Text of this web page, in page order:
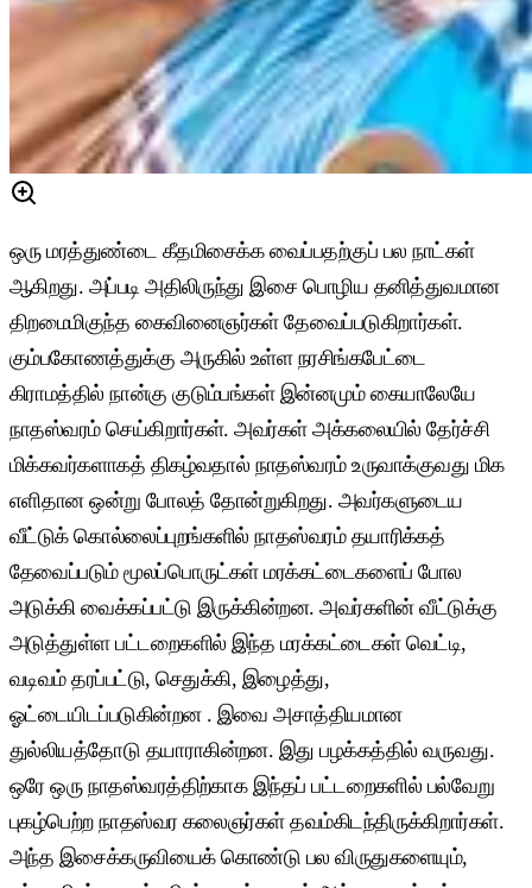
ஒரு மரத்துண்டை கீதமிசைக்க வைப்பதற்குப் பல நாட்கள்
ஆகிறது. அப்படி அதிலிருந்து இசை பொழிய தனித்துவமான
திறமைமிகுந்த கைவினைஞர்கள் தேவைப்படுகிறார்கள்.
கும்பகோணத்துக்கு அருகில் உள்ள நரசிங்கபேட்டை
கிராமத்தில் நான்கு குடும்பங்கள் இன்னமும் கையாலேயே
நாதஸ்வரம் செய்கிறார்கள். அவர்கள் அக்கலையில் தேர்ச்சி
மிக்கவர்களாகத் திகழ்வதால் நாதஸ்வரம் உருவாக்குவது மிக
எளிதான ஒன்று போலத் தோன்றுகிறது. அவர்களுடைய
வீட்டுக் கொல்லைப்புறங்களில் நாதஸ்வரம் தயாரிக்கத்
தேவைப்படும் மூலப்பொருட்கள் மரக்கட்டைகளைப் போல
அடுக்கி வைக்கப்பட்டு இருக்கின்றன. அவர்களின் வீட்டுக்கு
அடுத்துள்ள பட்டறைகளில் இந்த மரக்கட்டைகள் வெட்டி,
வடிவம் தரப்பட்டு, செதுக்கி, இழைத்து,
ஓட்டையிடப்படுகின்றன . இவை அசாத்தியமான
துல்லியத்தோடு தயாராகின்றன. இது பழக்கத்தில் வருவது.
ஒரே ஒரு நாதஸ்வரத்திற்காக இந்தப் பட்டறைகளில் பல்வேறு
புகழ்பெற்ற நாதஸ்வர கலைஞர்கள் தவம்கிடந்திருக்கிறார்கள்.
அந்த இசைக்கருவியைக் கொண்டு பல விருதுகளையும்,